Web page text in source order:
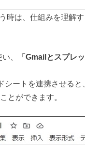
時は、仕組みを理解
、 「Gmailとスプレ
シートを連携させる
とができます。